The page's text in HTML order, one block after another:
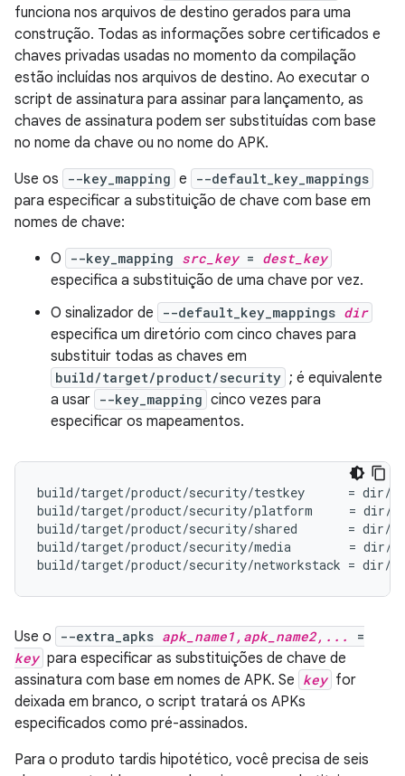
funciona nos arquivos de destino gerados para uma
construção. Todas as informações sobre certificados e
chaves privadas usadas no momento da compilação
estão incluídas nos arquivos de destino. Ao executar o
script de assinatura para assinar para lançamento, as
chaves de assinatura podem ser substituídas com base
no nome da chave ou no nome do APK.
Use os
--key_mapping e --default_key_mappings
para especificar a substituição de chave com base em
nomes de chave:
O
--key_mapping src_key= dest_key
especifica a substituição de uma chave por vez.
O sinalizador de
--default_key_mappings dir
especifica um diretório com cinco chaves para
substituir todas as chaves em
build/target/product/security ; é equivalente
a usar --key_mapping cinco vezes para
especificar os mapeamentos.
build/target/product/security/testkey      = dir/
build/target/product/security/platform     = dir/
build/target/product/security/shared       = dir/
build/target/product/security/media        = dir/
Use o --extra_apks apk_name1,apk_name2,...
=
key para especificar as substituições de chave de
assinatura com base em nomes de APK. Se key for
deixada em branco, o script tratará os APKs
especificados como pré-assinados.
Para o produto tardis hipotético, você precisa de seis